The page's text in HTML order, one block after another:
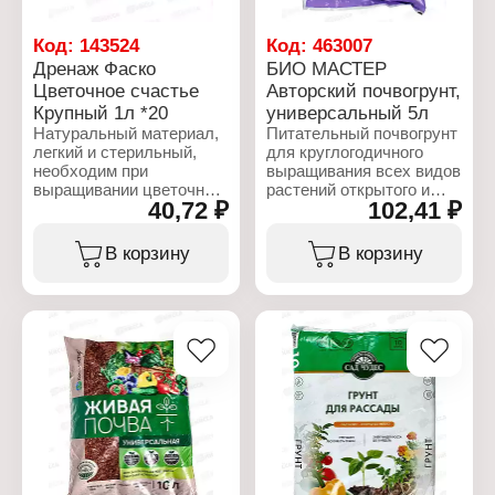
Характеристики:
Бренд: БиоМастер
Серия: "Авторский"
Тип товара: Грунт
Назначение: Цветочный
Объем: 5 л
Тип товара: Добавка для
почвогрунта
Вариация: Агроперлит
Наименование:
"Цветочное счастье"
Назначение: для
комнатных растений
Объем: 1 л
Код: 143524
Дренаж Фаско
Цветочное счастье
Крупный 1л *20
Натуральный материал,
легкий и стерильный,
необходим при
выращивании цветочно-
декоративных растений
в комнатных условиях
для поддержания
комфортного водно-
растений (диффенбахий,
кротонов, монстер,
драцен, фатсий, юкк,
кордилин, бересклета,
марант, пальм, фикусов,
филодендронов,
сингониумов,
панданусов, циперуса,
хлорофитумов,
40,72 ₽
В корзину
Код:463007
БИО МАСТЕР
Авторский почвогрунт,
универсальный 5л
Питательный почвогрунт
для круглогодичного
выращивания всех видов
растений открытого и
закрытого грунта.
использование в
качестве основной
рассады и для
мульчирования почвы
под многолетними
растениями
Характеристики:
Бренд: БиоМастер
Серия: "Авторский"
Тип товара: Грунт
Назначение:
102,41 ₽
В корзину